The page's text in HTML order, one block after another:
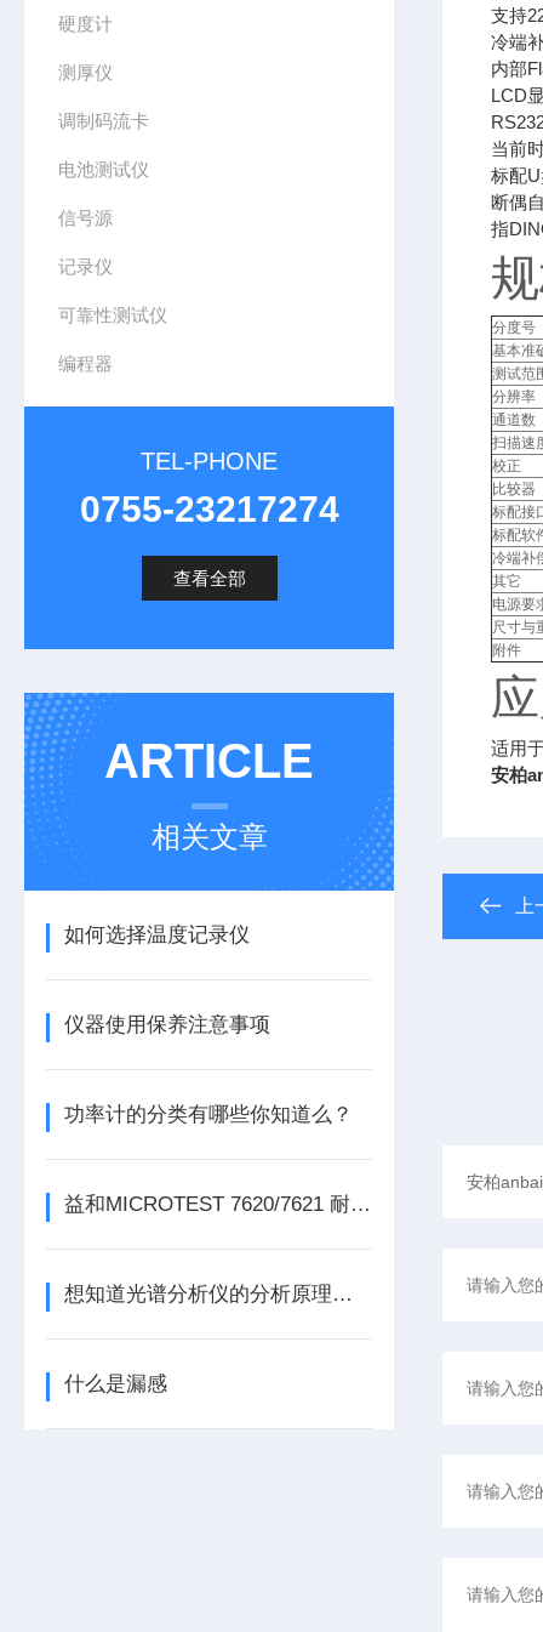
硬度计
测厚仪
调制码流卡
电池测试仪
信号源
记录仪
可靠性测试仪
编程器
TEL-PHONE
0755-23217274
查看全部
ARTICLE
相关文章
如何选择温度记录仪
仪器使用保养注意事项
功率计的分类有哪些你知道么？
益和MICROTEST 7620/7621 耐压测试仪
想知道光谱分析仪的分析原理就看看这些吧
什么是漏感
支持
冷端
内部
LCD
当前
标配
断偶
指
分度号
基本准
测试范
分辨率
通道数
扫描速
校正
比较器
标配接
标配软
冷端补
其它
电源要
尺寸与
附件
适用
安柏